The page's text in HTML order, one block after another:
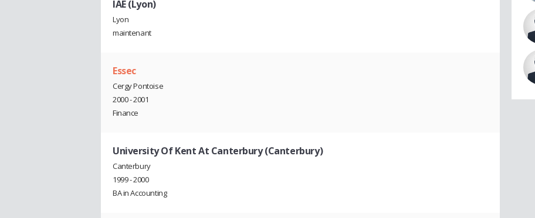
IAE (Lyon)
Lyon
maintenant
Essec
Cergy Pontoise
2000 - 2001
Finance
University Of Kent At Canterbury (Canterbury)
Canterbury
1999 - 2000
BA in Accounting